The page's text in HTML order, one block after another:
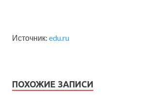
Источник: edu.ru
ПОХОЖИЕ ЗАПИСИ